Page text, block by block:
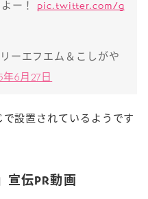
ー！ pic.twitter.com/g
ーエフエム＆こしがや
年6月27日
設置されているようです
宣伝PR動画